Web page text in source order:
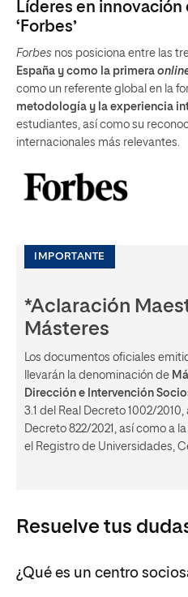
Líderes en
‘Forbes’
Forbes nos posiciona entre las
España y como la primera
como un referente global en la
metodología y la experiencia
estudiantes, así como su
internacionales más relevantes.
IMPORTANTE
*Aclaración
Másteres
Los documentos oficiales
llevarán la denominación de
Dirección e Intervención
3.1 del Real Decreto 1002/2010,
Decreto 822/2021, así como a
el Registro de Universidades,
Resuelve tus
¿Qué es un centro